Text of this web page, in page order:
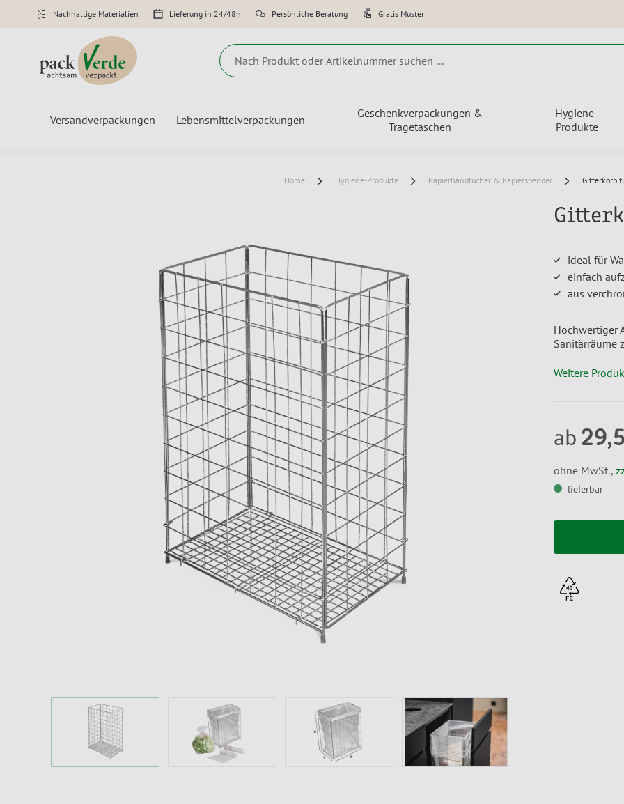
Nachhaltige Materialien Lieferung in 24/48h Persönliche Beratung Gratis Muster
Versandverpackungen Lebensmittelverpackungen
Geschenkverpackungen &
Tragetaschen
Hygiene-
Produkte
Home Hygiene-Produkte Papierhandtücher & Papierspender Gitterkorb
ideal für
einfach
aus
Hochwertiger
Sanitärräume
Weitere
ab
ohne MwSt.,
lieferbar